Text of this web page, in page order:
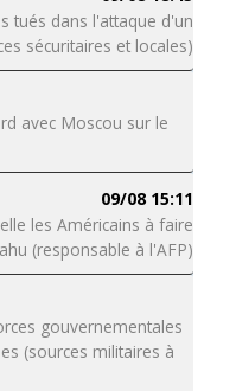
tués dans l'attaque d'un
sécuritaires et locales)
avec Moscou sur le
09/08 15:11
les Américains à faire
(responsable à l'AFP)
gouvernementales
(sources militaires à